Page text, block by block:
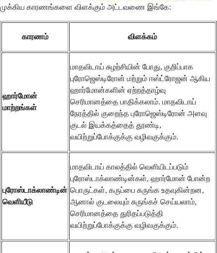
முக்கிய காரணங்களை விளக்கும் அட்டவணை இங்கே:
காரணம் விளக்கம்
ஹார்மோன்
மாற்றங்கள்
மாதவிடாய் சுழற்சியின் போது, குறிப்பாக
புரோஜெஸ்டிரோன் மற்றும் ஈஸ்ட்ரோஜன் ஆகிய
ஹார்மோன்களின் ஏற்றத்தாழ்வு
செரிமானத்தை பாதிக்கலாம். மாதவிடாய்
நேரத்தில் குறைந்த புரோஜெஸ்டிரோன் அளவு
குடல் இயக்கத்தைத் தூண்டி,
வயிற்றுப்போக்குக்கு வழிவகுக்கும்.
புரோஸ்டாக்லாண்டின்
வெளியீடு
மாதவிடாய் காலத்தில் வெளியிடப்படும்
புரோஸ்டாக்லாண்டின்கள், ஹார்மோன் போன்ற
பொருட்கள், கருப்பை சுருங்க உதவுகின்றன,
ஆனால் குடலையும் சுருங்கச் செய்யலாம்,
செரிமானத்தை துரிதப்படுத்தி
வயிற்றுப்போக்குக்கு வழிவகுக்கும்.